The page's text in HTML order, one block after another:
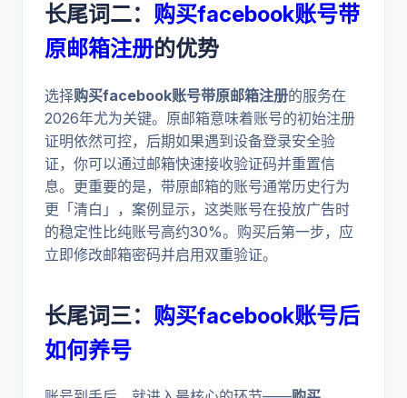
长尾词二： 购买facebook账号带
原邮箱注册的优势
选择购买facebook账号带原邮箱注册的服务在
2026年尤为关键。原邮箱意味着账号的初始注册
证明依然可控，后期如果遇到设备登录安全验
证，你可以通过邮箱快速接收验证码并重置信
息。更重要的是，带原邮箱的账号通常历史行为
更「清白」，案例显示，这类账号在投放广告时
的稳定性比纯账号高约30%。购买后第一步，应
立即修改邮箱密码并启用双重验证。
长尾词三： 购买facebook账号后
如何养号